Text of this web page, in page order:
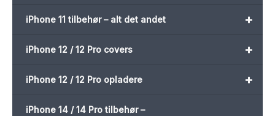
+
iPhone 11 tilbehør – alt det andet
+
iPhone 12 / 12 Pro covers
+
iPhone 12 / 12 Pro opladere
iPhone 14 / 14 Pro tilbehør –